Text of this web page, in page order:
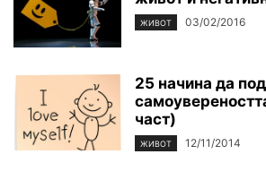
ЖИВОТ 03/02/2016
25 начина да
част)
ЖИВОТ 12/11/2014